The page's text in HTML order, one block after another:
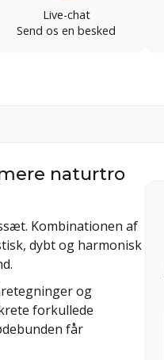
Live-chat
Send os en besked
naturtro
Kombinationen af
dybt og harmonisk
og
forkullede
får